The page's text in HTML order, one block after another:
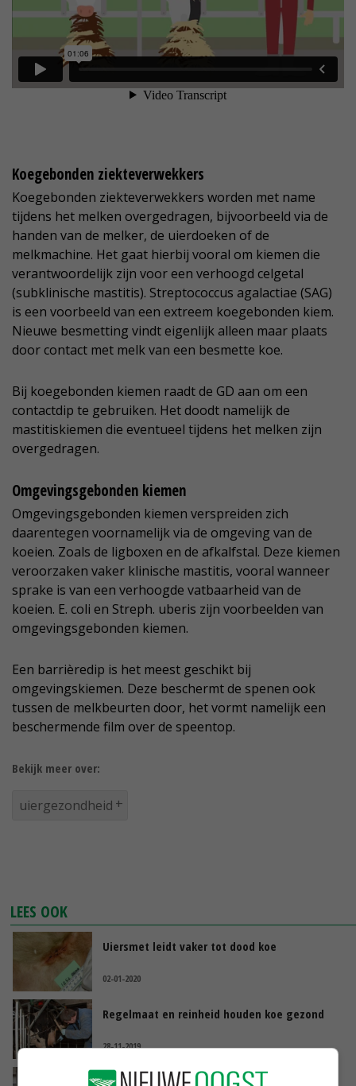
Koegebonden ziekteverwekkers
Koegebonden ziekteverwekkers worden met name
tijdens het melken overgedragen, bijvoorbeeld via de
handen van de melker, de uierdoeken of de
melkmachine. Het gaat hierbij vooral om kiemen die
verantwoordelijk zijn voor een verhoogd celgetal
(subklinische mastitis). Streptococcus agalactiae (SAG)
is een voorbeeld van een extreem koegebonden kiem.
Nieuwe besmetting vindt eigenlijk alleen maar plaats
door contact met melk van een besmette koe.
Bij koegebonden kiemen raadt de GD aan om een
contactdip te gebruiken. Het doodt namelijk de
mastitiskiemen die eventueel tijdens het melken zijn
overgedragen.
Omgevingsgebonden kiemen
Omgevingsgebonden kiemen verspreiden zich
daarentegen voornamelijk via de omgeving van de
koeien. Zoals de ligboxen en de afkalfstal. Deze kiemen
veroorzaken vaker klinische mastitis, vooral wanneer
sprake is van een verhoogde vatbaarheid van de
koeien. E. coli en Streph. uberis zijn voorbeelden van
omgevingsgebonden kiemen.
Een barrièredip is het meest geschikt bij
omgevingskiemen. Deze beschermt de spenen ook
tussen de melkbeurten door, het vormt namelijk een
beschermende film over de speentop.
Bekijk meer over:
uiergezondheid
LEES OOK
Uiersmet leidt vaker tot dood koe
02-01-2020
Regelmaat en reinheid houden koe gezond
28-11-2019
Uiersmet bij koeien wordt vaak te laat